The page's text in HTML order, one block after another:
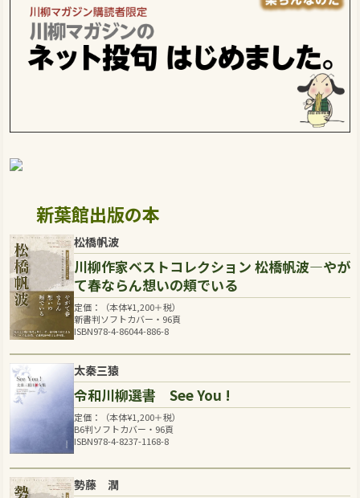
新葉館出版の本
松橋帆波
川柳作家ベストコレクション 松橋帆波―やが
て春ならん想いの頬でいる
定価：（本体¥1,200＋税）
新書判ソフトカバー・96頁
ISBN978-4-86044-886-8
太秦三猿
令和川柳選書 See You !
定価：（本体¥1,200＋税）
B6判ソフトカバー・96頁
ISBN978-4-8237-1168-8
勢藤 潤